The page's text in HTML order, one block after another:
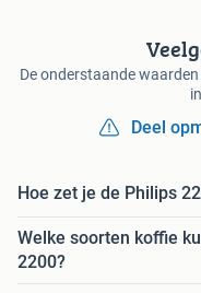
De onderstaande
Deel
Hoe zet je de Philips
Welke soorten koffie
2200?